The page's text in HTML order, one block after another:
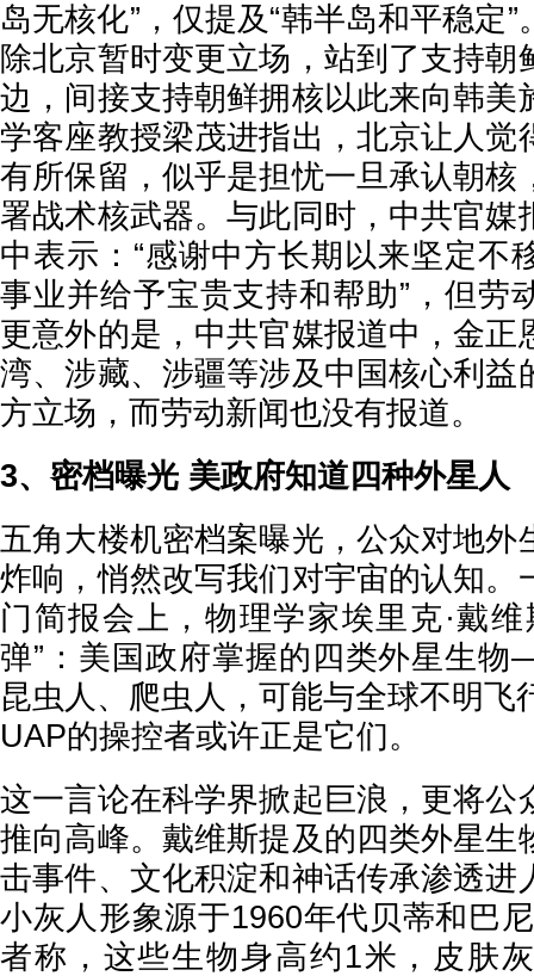
岛无核化”，仅提及“韩半岛和平稳定
除北京暂时变更立场，站到了支持朝
边，间接支持朝鲜拥核以此来向韩美
学客座教授梁茂进指出，北京让人觉
有所保留，似乎是担忧一旦承认朝核
署战术核武器。与此同时，中共官媒
中表示：“感谢中方长期以来坚定不
事业并给予宝贵支持和帮助”，但劳
更意外的是，中共官媒报道中，金正
湾、涉藏、涉疆等涉及中国核心利益
方立场，而劳动新闻也没有报道。
3、密档曝光 美政府知道四种外星人
五角大楼机密档案曝光，公众对地外
炸响，悄然改写我们对宇宙的认知。
门简报会上，物理学家埃里克·戴
弹”：美国政府掌握的四类外星生
昆虫人、爬虫人，可能与全球不明飞
UAP的操控者或许正是它们。
这一言论在科学界掀起巨浪，更将公
推向高峰。戴维斯提及的四类外星生
击事件、文化积淀和神话传承渗透进
小灰人形象源于1960年代贝蒂和巴
者称，这些生物身高约1米，皮肤